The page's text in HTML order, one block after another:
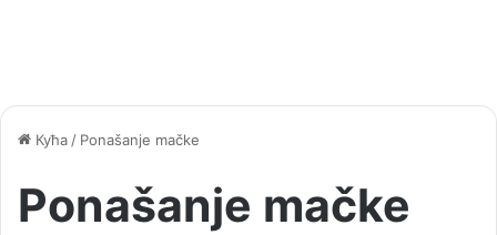
Кућа/ Ponašanje mačke
Ponašanje mačke